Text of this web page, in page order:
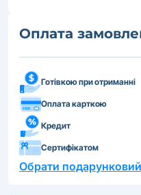
Оплата
Готівкою при отриманні
Оплата карткою
Кредит
Сертифікатом
Обрати